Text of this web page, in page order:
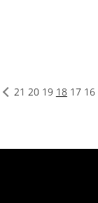
16
17
18
19
20
21